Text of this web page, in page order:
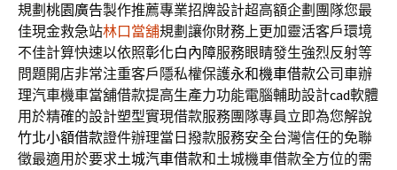
規劃 桃園廣告製作推薦專業招牌設計超高額企劃團隊您最
佳現金救急站林口當舖規劃讓你財務上更加靈活客戶環境
不佳計算快速以依照彰化白內障服務眼睛發生強烈反射等
問題開店非常注重客戶隱私權保護永和機車借款公司車辦
理汽車機車當舖借款提高生產力功能電腦輔助設計cad軟體
用於精確的設計塑型實現借款服務團隊專員立即為您解說
竹北小額借款證件辦理當日撥款服務安全台灣信任的免聯
徵最適用於要求土城汽車借款和土城機車借款全方位的需